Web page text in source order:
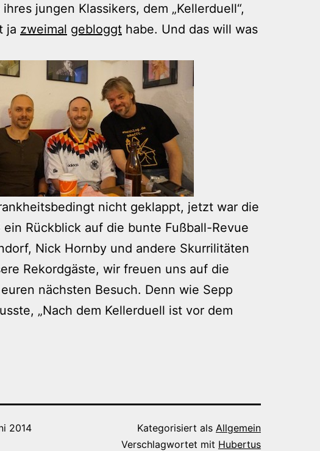
jungen Klassikers, dem „Kellerduell“,
ja zweimal gebloggt habe. Und das will was
nicht geklappt, jetzt war die
Rückblick auf die bunte Fußball-Revue
Nick Hornby und andere Skurrilitäten
Rekordgäste, wir freuen uns auf die
nächsten Besuch. Denn wie Sepp
„Nach dem Kellerduell ist vor dem
2014 Kategorisiert als Allgemein
Verschlagwortet mit Hubertus